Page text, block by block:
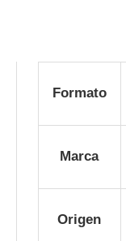
Formato
Marca
Origen